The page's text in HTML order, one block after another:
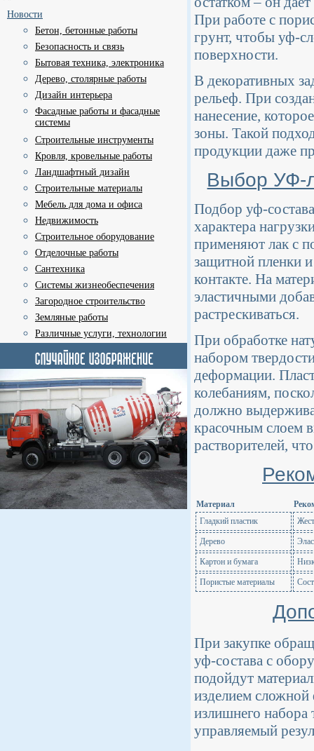
Новости
Бетон, бетонные работы
Безопасность и связь
Бытовая техника, электроника
Дерево, столярные работы
Дизайн интерьера
Фасадные работы и фасадные
системы
Строительные инструменты
Кровля, кровельные работы
Ландшафтный дизайн
Строительные материалы
Мебель для дома и офиса
Недвижимость
Строительное оборудование
Отделочные работы
Сантехника
Системы жизнеобеспечения
Загородное строительство
Земляные работы
Различные услуги, технологии
При работе с
грунт, чтобы уф-
поверхности.
В декоративных
рельеф. При
нанесение,
зоны. Такой
продукции даже
Выбор УФ-
Подбор уф-
характера
применяют лак с
защитной пленки
контакте. На
эластичными
растрескиваться.
При обработке
набором
деформации.
колебаниям,
должно
красочным слоем
растворителей,
Материал
Гладкий пластик
Дерево
Картон и бумага
Пористые материалы
При закупке
уф-состава с
подойдут
изделием сложной
излишнего набора
управляемый